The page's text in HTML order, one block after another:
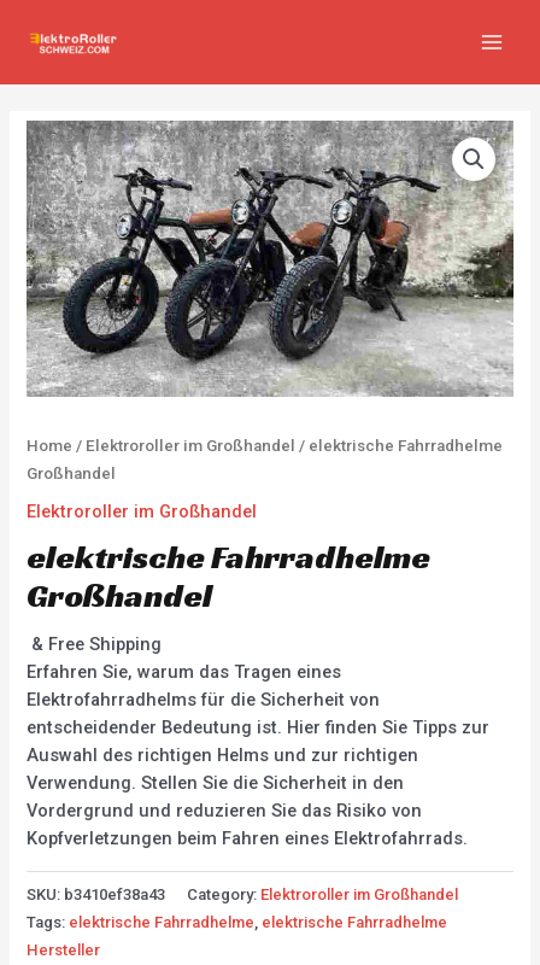
Inhalt
Home / Elektroroller im Großhandel / elektrische Fahrradhelme
Großhandel
Elektroroller im Großhandel
elektrische Fahrradhelme
Großhandel
& Free Shipping
Erfahren Sie, warum das Tragen eines
Elektrofahrradhelms für die Sicherheit von
entscheidender Bedeutung ist. Hier finden Sie Tipps zur
Auswahl des richtigen Helms und zur richtigen
Verwendung. Stellen Sie die Sicherheit in den
Vordergrund und reduzieren Sie das Risiko von
Kopfverletzungen beim Fahren eines Elektrofahrrads.
SKU: b3410ef38a43 Category: Elektroroller im Großhandel
Tags: elektrische Fahrradhelme elektrische Fahrradhelme
Hersteller